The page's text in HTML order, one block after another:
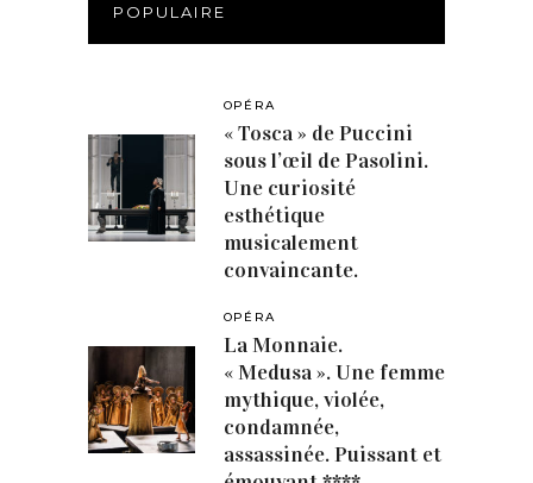
POPULAIRE
OPÉRA
« Tosca » de Puccini
sous l’œil de Pasolini.
Une curiosité
esthétique
musicalement
convaincante.
OPÉRA
La Monnaie.
« Medusa ». Une femme
mythique, violée,
condamnée,
assassinée. Puissant et